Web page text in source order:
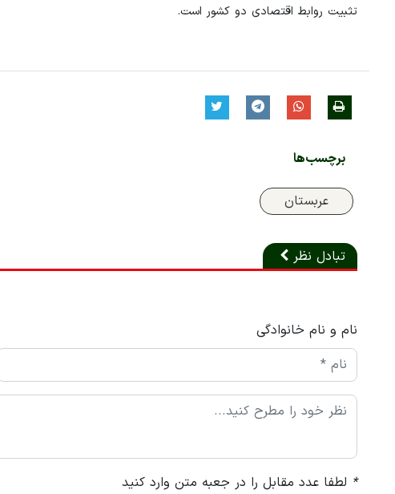
تثبیت روابط اقتصادی دو کشور است.
برچسب‌ها
عربستان
تبادل نظر
نام و نام خانوادگی
* لطفا عدد مقابل را در جعبه متن وارد کنید